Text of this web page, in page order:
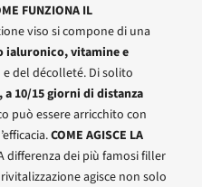
FUNZIONA IL
viso si compone di una
ialuronico, vitamine e
e del décolleté. Di solito
a 10/15 giorni di distanza
può essere arricchito con
COME AGISCE LA
differenza dei più famosi filler
agisce non solo